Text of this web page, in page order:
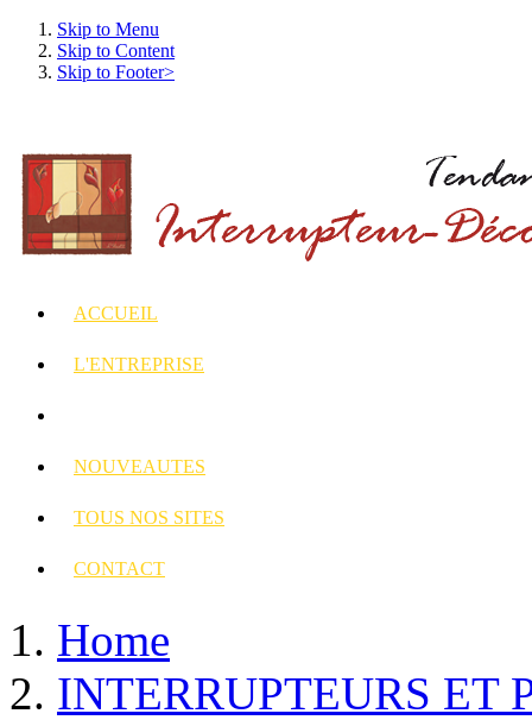
Skip to Menu
Skip to Content
Skip to Footer>
ACCUEIL
L'ENTREPRISE
NOUVEAUTES
TOUS NOS SITES
CONTACT
Home
INTERRUPTEURS ET